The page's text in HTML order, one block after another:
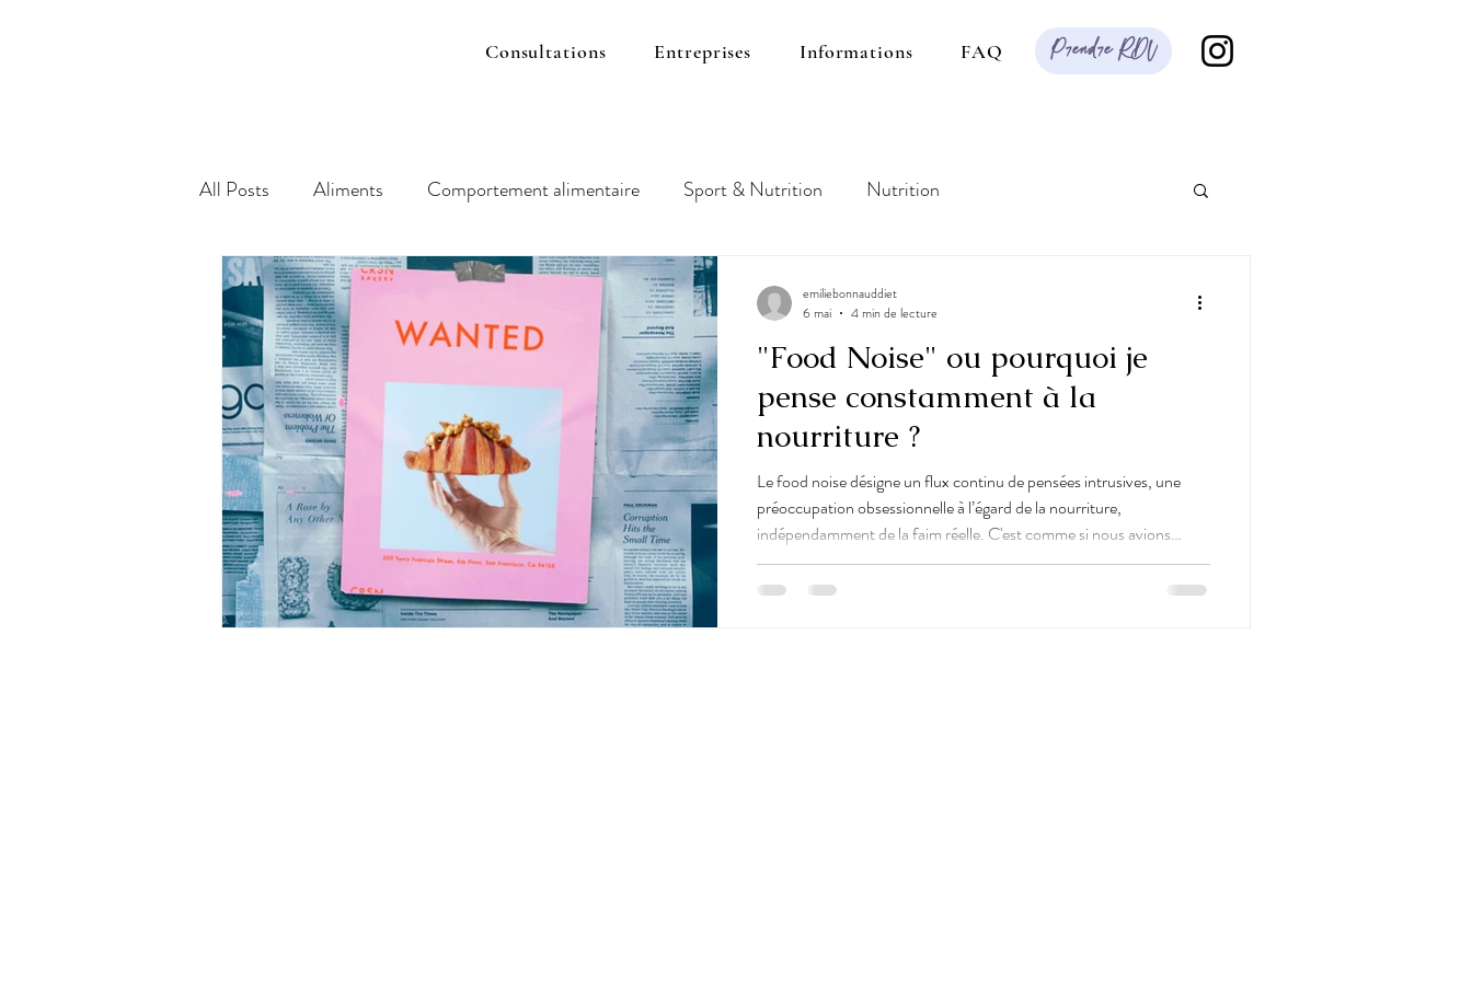
Consultations Entreprises Informations FAQ Prendre RDV
All Posts Aliments Comportement alimentaire Sport & Nutrition Nutrition
"Food Noise" ou pourquoi je
pense constamment à la
nourriture ?
Le food noise désigne un flux continu de pensées intrusives, une
préoccupation obsessionnelle à l’égard de la nourriture,
indépendamment de la faim réelle. C'est comme si nous avions
constamment une radio interne allumée sur le canal alimentation /
jugement.
emiliebonnauddiet
6 mai
4 min de lecture